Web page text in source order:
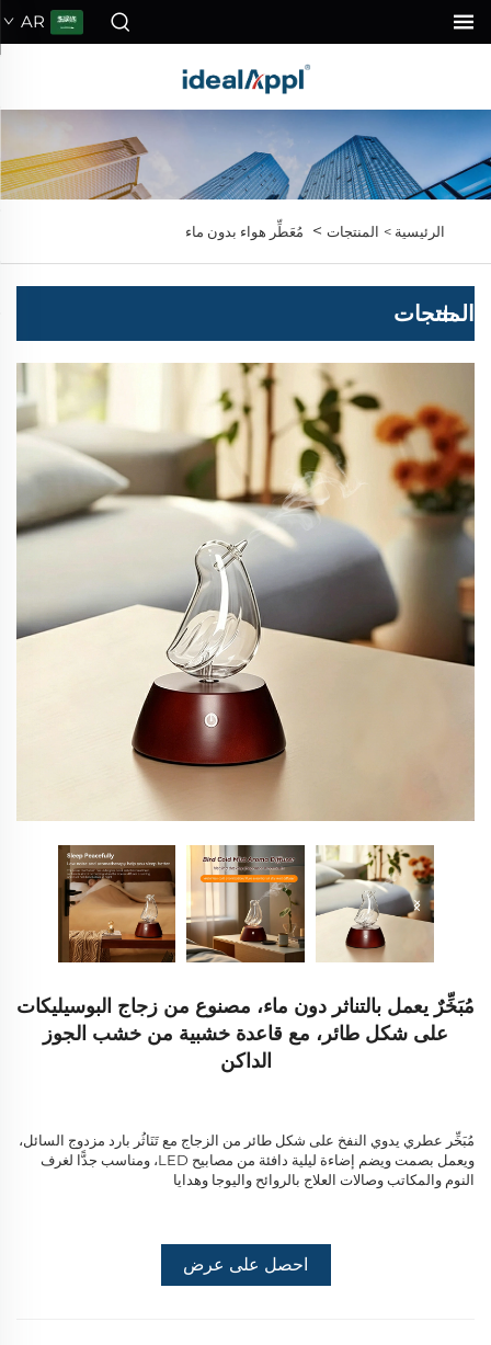
AR
الرئيسية > المنتجات> مُعَطِّر هواء بدون ماء
المنتجات
مُبَخِّرٌ يعمل بالتناثر دون ماء، مصنوع من زجاج البوسيليكات
على شكل طائر، مع قاعدة خشبية من خشب الجوز
الداكن
مُبَخِّر عطري يدوي النفخ على شكل طائر من الزجاج مع تَنَاثُر بارد مزدوج السائل،
ويعمل بصمت ويضم إضاءة ليلية دافئة من مصابيح LED، ومناسب جدًّا لغرف
النوم والمكاتب وصالات العلاج بالروائح واليوجا وهدايا
احصل على عرض